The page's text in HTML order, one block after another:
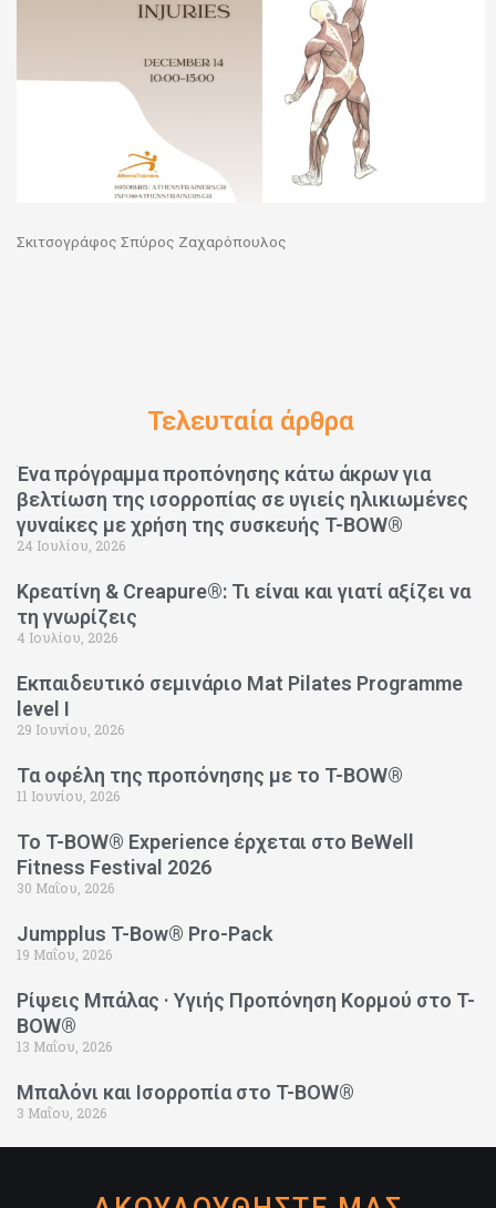
Σκιτσογράφος Σπύρος Ζαχαρόπουλος
Τελευταία άρθρα
Ένα πρόγραμμα προπόνησης κάτω άκρων για
βελτίωση της ισορροπίας σε υγιείς ηλικιωμένες
γυναίκες με χρήση της συσκευής T-BOW®
24 Ιουλίου, 2026
Κρεατίνη & Creapure®: Τι είναι και γιατί αξίζει να
τη γνωρίζεις
4 Ιουλίου, 2026
Εκπαιδευτικό σεμινάριο Mat Pilates Programme
level I
29 Ιουνίου, 2026
Τα οφέλη της προπόνησης με το T-BOW®
11 Ιουνίου, 2026
Το T-BOW® Experience έρχεται στο BeWell
Fitness Festival 2026
30 Μαΐου, 2026
Jumpplus T-Bow® Pro-Pack
19 Μαΐου, 2026
Ρίψεις Μπάλας · Υγιής Προπόνηση Κορμού στο T-
BOW®
13 Μαΐου, 2026
Μπαλόνι και Ισορροπία στο T-BOW®
3 Μαΐου, 2026